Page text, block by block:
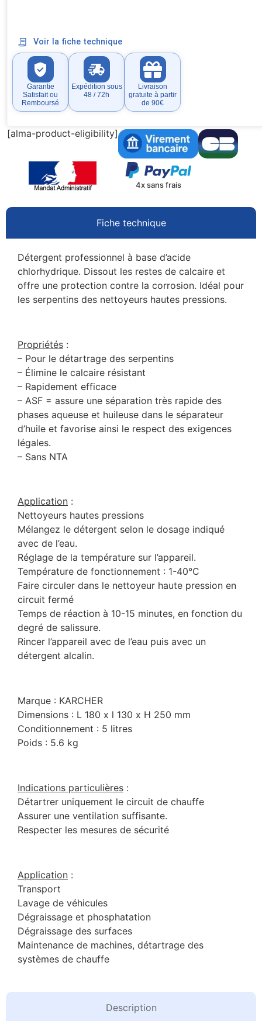
Voir la fiche technique
Garantie
Satisfait ou
Remboursé
Expédition sous
48 / 72h
Livraison
gratuite à partir
de 90€
[alma-product-eligibility]
4x sans frais
Fiche technique
Description
Détergent professionnel à base d’acide
chlorhydrique. Dissout les restes de calcaire et
offre une protection contre la corrosion. Idéal pour
les serpentins des nettoyeurs hautes pressions.
Propriétés :
– Pour le détartrage des serpentins
– Élimine le calcaire résistant
– Rapidement efficace
– ASF = assure une séparation très rapide des
phases aqueuse et huileuse dans le séparateur
d’huile et favorise ainsi le respect des exigences
légales.
– Sans NTA
Application :
Nettoyeurs hautes pressions
Mélangez le détergent selon le dosage indiqué
avec de l’eau.
Réglage de la température sur l’appareil.
Température de fonctionnement : 1-40°C
Faire circuler dans le nettoyeur haute pression en
circuit fermé
Temps de réaction à 10-15 minutes, en fonction du
degré de salissure.
Rincer l’appareil avec de l’eau puis avec un
détergent alcalin.
Marque : KARCHER
Dimensions : L 180 x l 130 x H 250 mm
Conditionnement : 5 litres
Poids : 5.6 kg
Indications particulières :
Détartrer uniquement le circuit de chauffe
Assurer une ventilation suffisante.
Respecter les mesures de sécurité
Application :
Transport
Lavage de véhicules
Dégraissage et phosphatation
Dégraissage des surfaces
Maintenance de machines, détartrage des
systèmes de chauffe